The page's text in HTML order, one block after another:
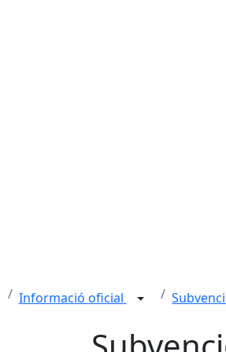
Informació oficial